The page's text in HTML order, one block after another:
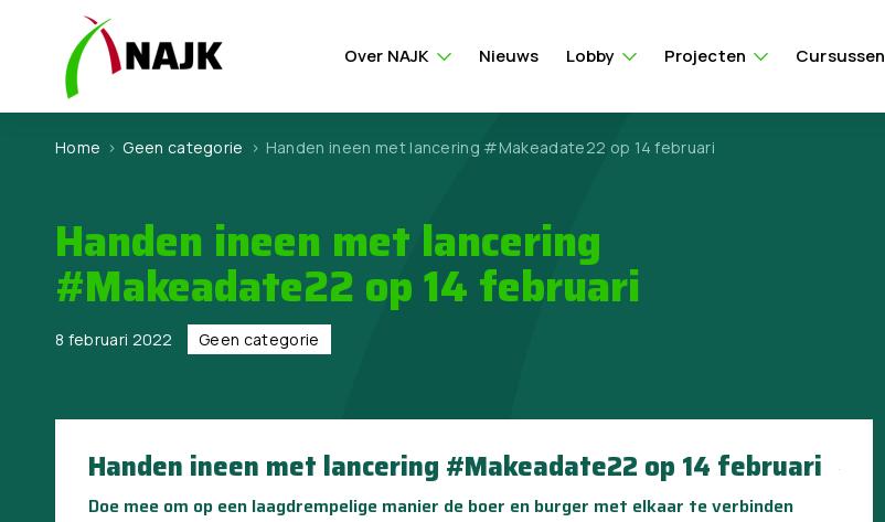
Over NAJK Nieuws Lobby Projecten Cursussen
Home > Geen categorie > Handen ineen met lancering #Makeadate22 op 14 februari
Handen ineen met lancering
#Makeadate22 op 14 februari
8 februari 2022 Geen categorie
Handen ineen met lancering #Makeadate22 op 14 februari
Doe mee om op een laagdrempelige manier de boer en burger met elkaar te verbinden